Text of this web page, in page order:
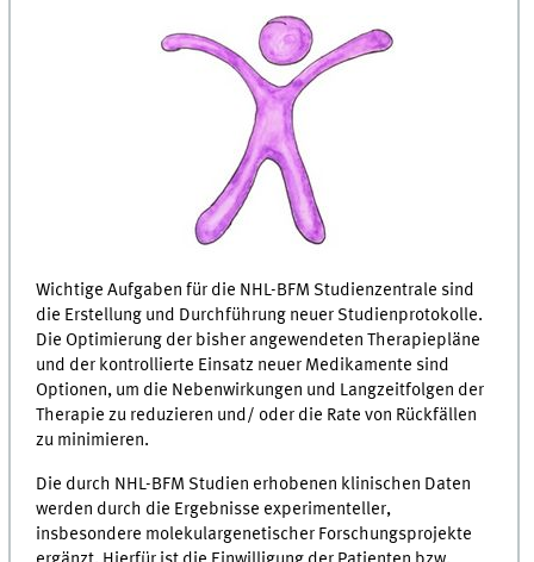
Wichtige Aufgaben für die NHL-BFM Studienzentrale sind
die Erstellung und Durchführung neuer Studienprotokolle.
Die Optimierung der bisher angewendeten Therapiepläne
und der kontrollierte Einsatz neuer Medikamente sind
Optionen, um die Nebenwirkungen und Langzeitfolgen der
Therapie zu reduzieren und/ oder die Rate von Rückfällen
zu minimieren.
Die durch NHL-BFM Studien erhobenen klinischen Daten
werden durch die Ergebnisse experimenteller,
insbesondere molekulargenetischer Forschungsprojekte